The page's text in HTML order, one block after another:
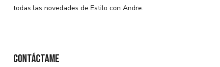
elegir
todas las novedades de Estilo con Andre.
Contáctame